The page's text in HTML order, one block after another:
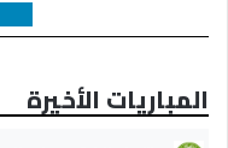
المباريات الأخيرة